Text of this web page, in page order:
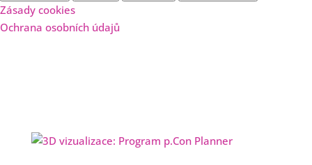
Zásady cookies
Ochrana osobních údajů